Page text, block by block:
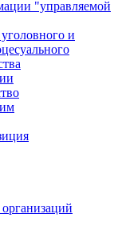
"управляемой
и